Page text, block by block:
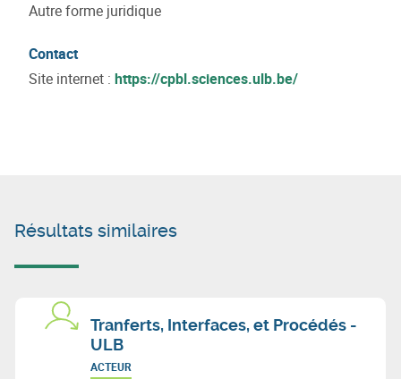
Autre forme juridique
Contact
Site internet : https://cpbl.sciences.ulb.be/
Résultats similaires
Tranferts, Interfaces, et Procédés -
ULB
ACTEUR